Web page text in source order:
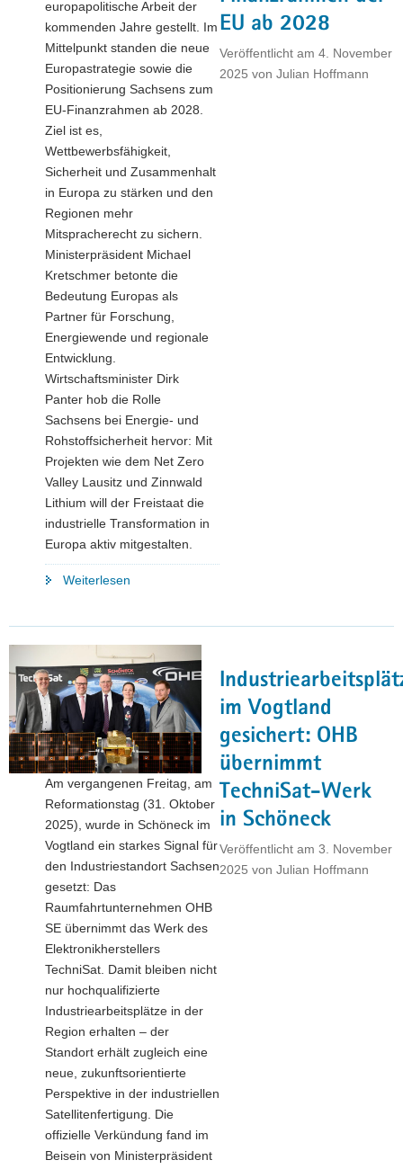
EU ab 2028
Veröffentlicht am 4. November
2025 von Julian Hoffmann
europapolitische Arbeit der
kommenden Jahre gestellt. Im
Mittelpunkt standen die neue
Europastrategie sowie die
Positionierung Sachsens zum
EU-Finanzrahmen ab 2028.
Ziel ist es,
Wettbewerbsfähigkeit,
Sicherheit und Zusammenhalt
in Europa zu stärken und den
Regionen mehr
Mitspracherecht zu sichern.
Ministerpräsident Michael
Kretschmer betonte die
Bedeutung Europas als
Partner für Forschung,
Energiewende und regionale
Entwicklung.
Wirtschaftsminister Dirk
Panter hob die Rolle
Sachsens bei Energie- und
Rohstoffsicherheit hervor: Mit
Projekten wie dem Net Zero
Valley Lausitz und Zinnwald
Lithium will der Freistaat die
industrielle Transformation in
Europa aktiv mitgestalten.
Weiterlesen
Europastrategie
und
positioniert
sich
zum
Mehrjährigen
Finanzrahmen
der
EU
ab
2028"
im Vogtland
gesichert: OHB
übernimmt
TechniSat-Werk
in Schöneck
Veröffentlicht am 3. November
2025 von Julian Hoffmann
Am vergangenen Freitag, am
Reformationstag (31. Oktober
2025), wurde in Schöneck im
Vogtland ein starkes Signal für
den Industriestandort Sachsen
gesetzt: Das
Raumfahrtunternehmen OHB
SE übernimmt das Werk des
Elektronikherstellers
TechniSat. Damit bleiben nicht
nur hochqualifizierte
Industriearbeitsplätze in der
Region erhalten – der
Standort erhält zugleich eine
neue, zukunftsorientierte
Perspektive in der industriellen
Satellitenfertigung. Die
offizielle Verkündung fand im
Beisein von Ministerpräsident